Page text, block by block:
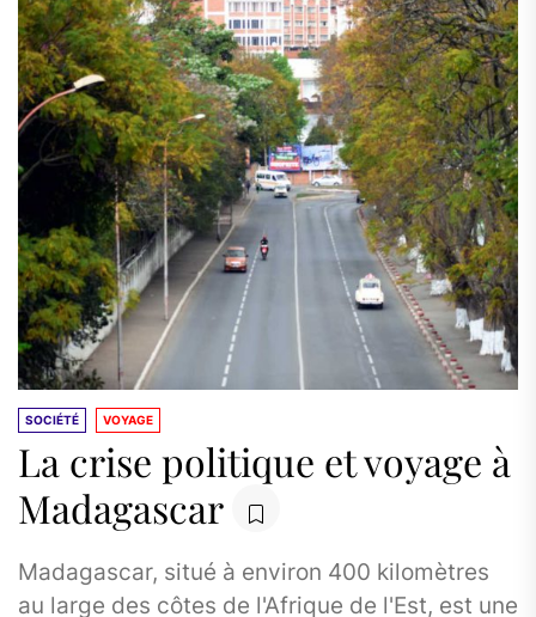
SOCIÉTÉ VOYAGE
La crise politique et voyage à
Madagascar
Madagascar, situé à environ 400 kilomètres
au large des côtes de l'Afrique de l'Est, est une